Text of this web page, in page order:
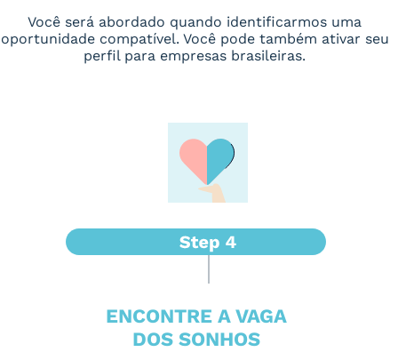
Você será abordado quando identificarmos uma
oportunidade compatível. Você pode também ativar seu
perfil para empresas brasileiras.
ENCONTRE A VAGA
DOS SONHOS